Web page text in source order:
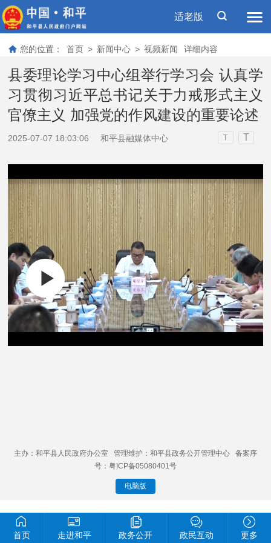
适老版
您的位置： 首页 > 新闻中心 > 视频新闻 详细内容
县委理论学习中心组举行学习会 认真学
习贯彻习近平总书记关于力戒形式主义
官僚主义 加强党的作风建设的重要论述
2025-07-07 18:03:06 和平县融媒体中心 T T
主办：和平县人民政府办公室 管理维护：和平县政务公开管理中心 备案序
号：粤ICP备05080401号
电脑版
首页 走进和平 政务公开 政民互动 更多